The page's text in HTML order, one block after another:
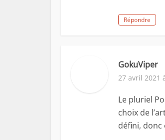
Répondre
GokuViper
27 avril 2021
Le pluriel
choix de
défini, donc